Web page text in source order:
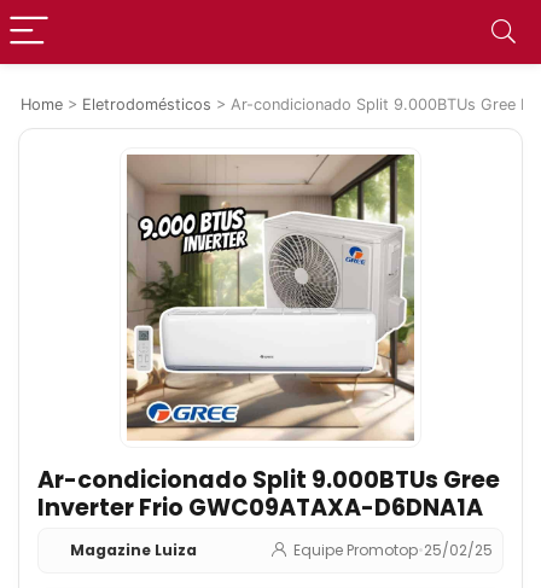
Home > Eletrodomésticos > Ar-condicionado Split 9.000BTUs Gree
Ar-condicionado Split 9.000BTUs Gree
Inverter Frio GWC09ATAXA-D6DNA1A
Magazine Luiza Equipe Promotop•25/02/25